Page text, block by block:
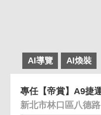
AI導覽 AI煥裝
新北市林口區八德路